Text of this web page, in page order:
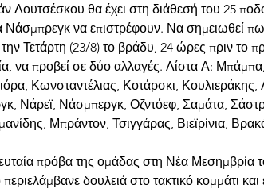
Λουτσέσκου θα έχει στη διάθεσή του 25
Νάσμπρεγκ να επιστρέφουν. Να σημειωθεί
την Τετάρτη (23/8) το βράδυ, 24 ώρες πριν το
να προβεί σε δύο αλλαγές. Λίστα Α:
Κωνσταντέλιας, Κοτάρσκι,
Νάρεϊ, Νάσμπεργκ, Οζντόεφ, Σαμάτα,
Μπράντον, Τσιγγάρας, Βιεϊρίνια,
πρόβα της ομάδας στη Νέα Μεσημβρία
περιελάμβανε δουλειά στο τακτικό κομμάτι και